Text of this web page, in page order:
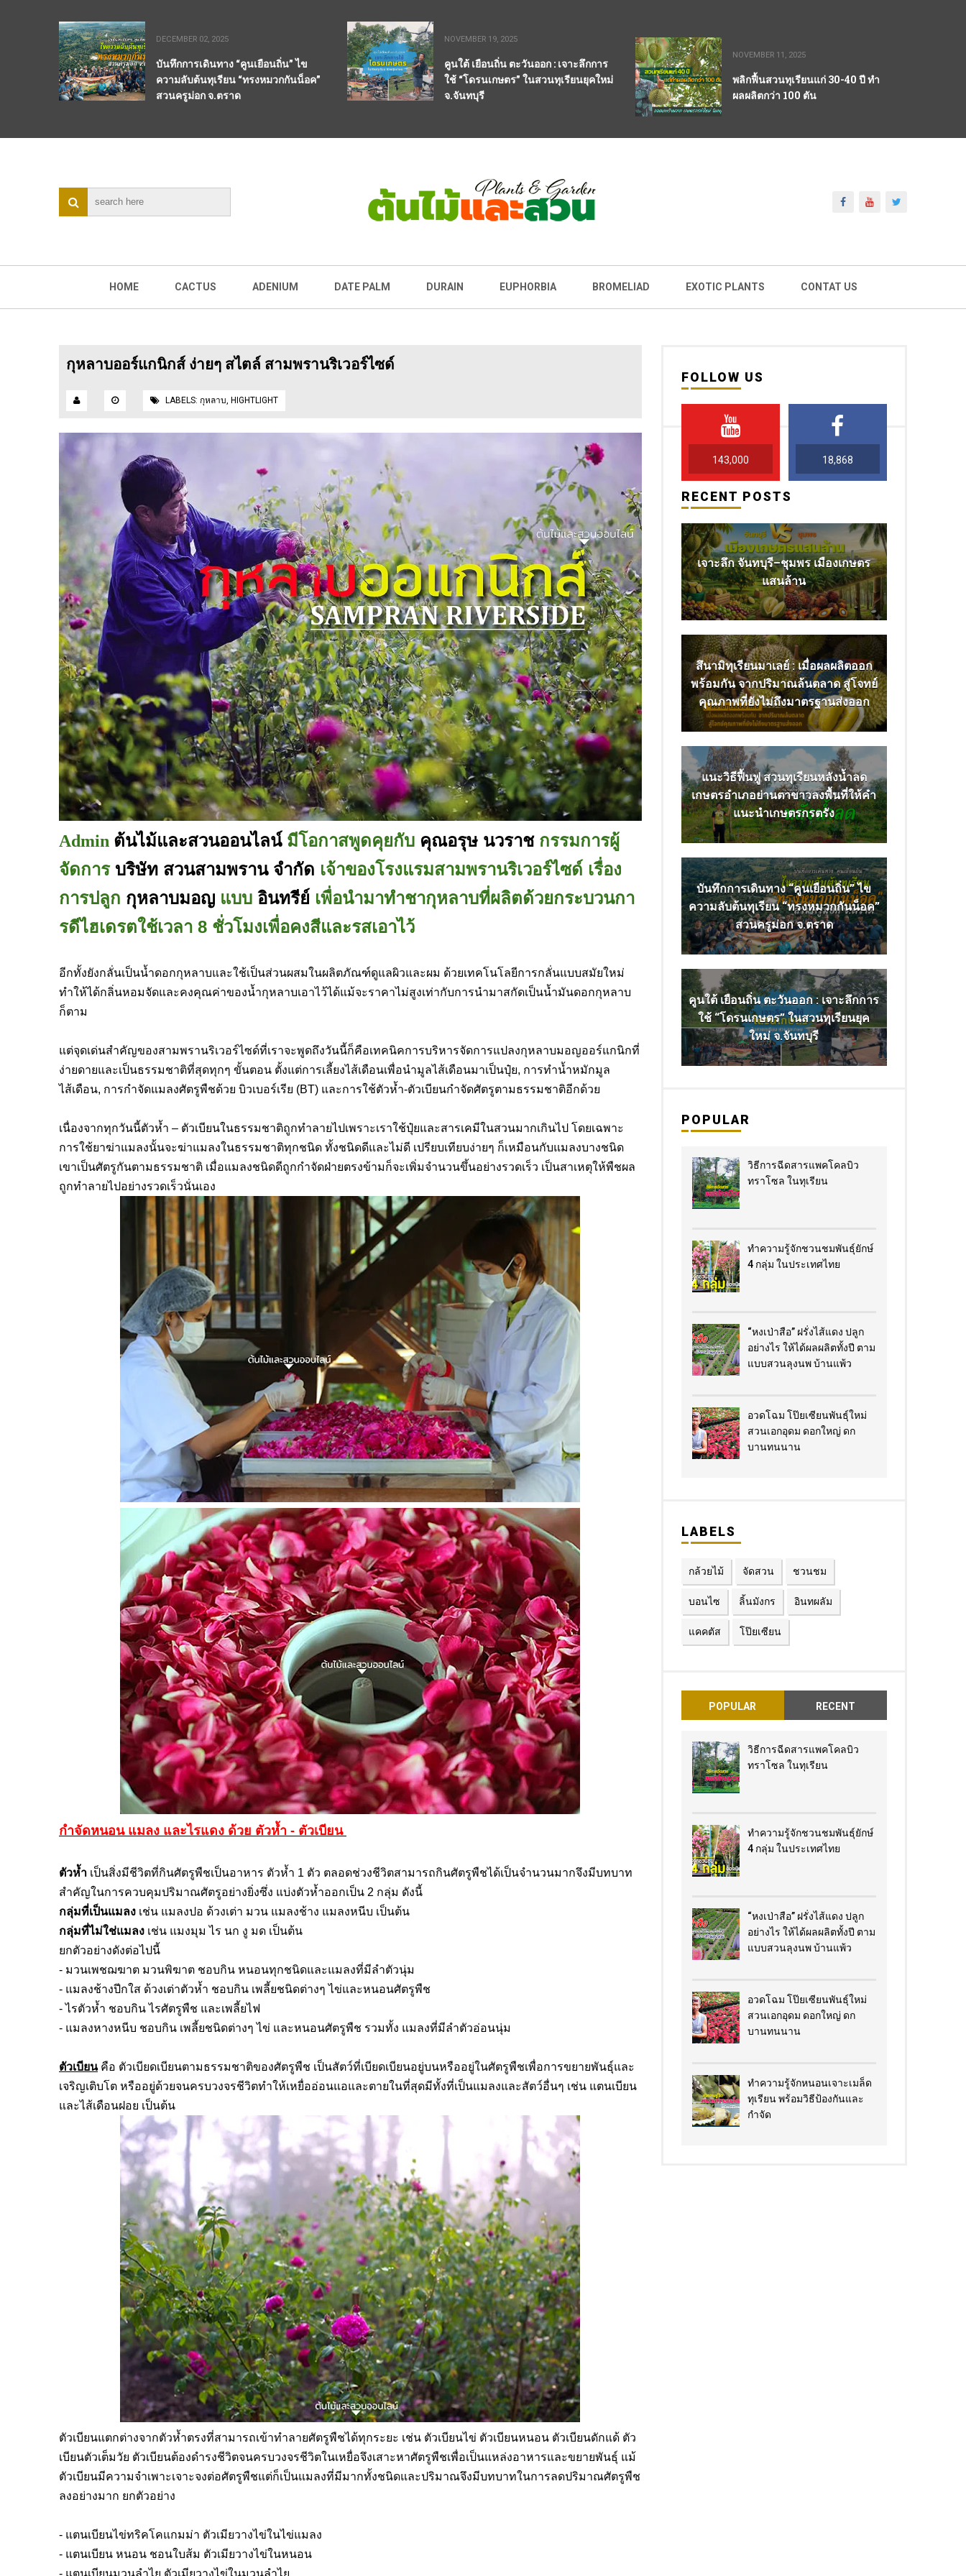
DECEMBER 02, 2025
บันทึกการเดินทาง “คูนเยือนถิ่น” ไข
ความลับต้นทุเรียน “ทรงหมวกกันน็อค”
สวนครูม่อก จ.ตราด
NOVEMBER 19, 2025
คูนใต้ เยือนถิ่น ตะวันออก : เจาะลึกการ
ใช้ “โดรนเกษตร” ในสวนทุเรียนยุคใหม่
จ.จันทบุรี
NOVEMBER 11, 2025
พลิกฟื้นสวนทุเรียนแก่ 30-40 ปี ทำ
ผลผลิตกว่า 100 ตัน
HOME CACTUS ADENIUM DATE PALM DURAIN EUPHORBIA BROMELIAD EXOTIC PLANTS CONTAT US
กุหลาบออร์แกนิกส์ ง่ายๆ สไตล์ สามพรานริเวอร์ไซด์
LABELS: กุหลาบ, HIGHTLIGHT
Admin ต้นไม้และสวนออนไลน์ มีโอกาสพูดคุยกับ คุณอรุษ นวราช กรรมการผู้
จัดการ บริษัท สวนสามพราน จำกัด เจ้าของโรงแรมสามพรานริเวอร์ไซด์ เรื่อง
การปลูก กุหลาบมอญ แบบ อินทรีย์ เพื่อนำมาทำชากุหลาบที่ผลิตด้วยกระบวนกา
รดีไฮเดรตใช้เวลา 8 ชั่วโมงเพื่อคงสีและรสเอาไว้
อีกทั้งยังกลั่นเป็นน้ำดอกกุหลาบและใช้เป็นส่วนผสมในผลิตภัณฑ์ดูแลผิวและผม ด้วยเทคโนโลยีการกลั่นแบบสมัยใหม่
ทำให้ได้กลิ่นหอมจัดและคงคุณค่าของน้ำกุหลาบเอาไว้ได้แม้จะราคาไม่สูงเท่ากับการนำมาสกัดเป็นน้ำมันดอกกุหลาบ
ก็ตาม
แต่จุดเด่นสำคัญของสามพรานริเวอร์ไซด์ที่เราจะพูดถึงวันนี้ก็คือเทคนิคการบริหารจัดการแปลงกุหลาบมอญออร์แกนิกที่
ง่ายดายและเป็นธรรมชาติที่สุดทุกๆ ขั้นตอน ตั้งแต่การเลี้ยงไส้เดือนเพื่อนำมูลไส้เดือนมาเป็นปุ๋ย, การทำน้ำหมักมูล
ไส้เดือน, การกำจัดแมลงศัตรูพืชด้วย บิวเบอร์เรีย (BT) และการใช้ตัวห้ำ-ตัวเบียนกำจัดศัตรูตามธรรมชาติอีกด้วย
เนื่องจากทุกวันนี้ตัวห้ำ – ตัวเบียนในธรรมชาติถูกทำลายไปเพราะเราใช้ปุ๋ยและสารเคมีในสวนมากเกินไป โดยเฉพาะ
การใช้ยาฆ่าแมลงนั้นจะฆ่าแมลงในธรรมชาติทุกชนิด ทั้งชนิดดีและไม่ดี เปรียบเทียบง่ายๆ ก็เหมือนกับแมลงบางชนิด
เขาเป็นศัตรูกันตามธรรมชาติ เมื่อแมลงชนิดดีถูกกำจัดฝ่ายตรงข้ามก็จะเพิ่มจำนวนขึ้นอย่างรวดเร็ว เป็นสาเหตุให้พืชผล
ถูกทำลายไปอย่างรวดเร็วนั่นเอง
กำจัดหนอน แมลง และไรแดง ด้วย ตัวห้ำ - ตัวเบียน
ตัวห้ำ เป็นสิ่งมีชีวิตที่กินศัตรูพืชเป็นอาหาร ตัวห้ำ 1 ตัว ตลอดช่วงชีวิตสามารถกินศัตรูพืชได้เป็นจำนวนมากจึงมีบทบาท
สำคัญในการควบคุมปริมาณศัตรูอย่างยิ่งซึ่ง แบ่งตัวห้ำออกเป็น 2 กลุ่ม ดังนี้
กลุ่มที่เป็นแมลง เช่น แมลงปอ ด้วงเต่า มวน แมลงช้าง แมลงหนีบ เป็นต้น
กลุ่มที่ไม่ใช่แมลง เช่น แมงมุม ไร นก งู มด เป็นต้น
ยกตัวอย่างดังต่อไปนี้
- มวนเพชฌฆาต มวนพิฆาต ชอบกิน หนอนทุกชนิดและแมลงที่มีลำตัวนุ่ม
- แมลงช้างปีกใส ด้วงเต่าตัวห้ำ ชอบกิน เพลี้ยชนิดต่างๆ ไข่และหนอนศัตรูพืช
-ไรตัวห้ำ ชอบกิน ไรศัตรูพืช และเพลี้ยไฟ
- แมลงหางหนีบ ชอบกิน เพลี้ยชนิดต่างๆ ไข่ และหนอนศัตรูพืช รวมทั้ง แมลงที่มีลำตัวอ่อนนุ่ม
ตัวเบียนคือ ตัวเบียดเบียนตามธรรมชาติของศัตรูพืช เป็นสัตว์ที่เบียดเบียนอยู่บนหรืออยู่ในศัตรูพืชเพื่อการขยายพันธุ์และ
เจริญเติบโต หรืออยู่ด้วยจนครบวงจรชีวิตทำให้เหยื่ออ่อนแอและตายในที่สุดมีทั้งที่เป็นแมลงและสัตว์อื่นๆ เช่น แตนเบียน
และไส้เดือนฝอย เป็นต้น
ตัวเบียนแตกต่างจากตัวห้ำตรงที่สามารถเข้าทำลายศัตรูพืชได้ทุกระยะ เช่น ตัวเบียนไข่ ตัวเบียนหนอน ตัวเบียนดักแด้ ตัว
เบียนตัวเต็มวัย ตัวเบียนต้องดำรงชีวิตจนครบวงจรชีวิตในเหยื่อจึงเสาะหาศัตรูพืชเพื่อเป็นแหล่งอาหารและขยายพันธุ์ แม้
ตัวเบียนมีความจำเพาะเจาะจงต่อศัตรูพืชแต่ก็เป็นแมลงที่มีมากทั้งชนิดและปริมาณจึงมีบทบาทในการลดปริมาณศัตรูพืช
ลงอย่างมาก ยกตัวอย่าง
- แตนเบียนไข่ทริคโคแกมม่า ตัวเมียวางไข่ในไข่แมลง
- แตนเบียน หนอน ชอนใบส้ม ตัวเมียวางไข่ในหนอน
FOLLOW US
143,000 18,868
RECENT POSTS
เจาะลึก จันทบุรี–ชุมพร เมืองเกษตร
แสนล้าน
สึนามิทุเรียนมาเลย์ : เมื่อผลผลิตออก
พร้อมกัน จากปริมาณล้นตลาด สู่โจทย์
คุณภาพที่ยังไม่ถึงมาตรฐานส่งออก
แนะวิธีฟื้นฟู สวนทุเรียนหลังน้ำลด
เกษตรอำเภอย่านตาขาวลงพื้นที่ให้คำ
แนะนำเกษตรกรตรัง
บันทึกการเดินทาง “คูนเยือนถิ่น” ไข
ความลับต้นทุเรียน “ทรงหมวกกันน็อค”
สวนครูม่อก จ.ตราด
คูนใต้ เยือนถิ่น ตะวันออก : เจาะลึกการ
ใช้ “โดรนเกษตร” ในสวนทุเรียนยุค
ใหม่ จ.จันทบุรี
POPULAR
วิธีการฉีดสารแพคโคลบิว
ทราโซล ในทุเรียน
ทำความรู้จักชวนชมพันธุ์ยักษ์
4 กลุ่ม ในประเทศไทย
“หงเป่าสือ” ฝรั่งไส้แดง​ ปลูก
อย่างไร​ ให้ได้ผลผลิตทั้งปี ตาม
แบบสวนลุงนพ บ้านแพ้ว
อวดโฉม โป๊ยเซียนพันธุ์ใหม่
สวนเอกอุดม ดอกใหญ่ ดก
บานทนนาน
LABELS
กล้วยไม้ จัดสวน ชวนชม
บอนไซ ลิ้นมังกร อินทผลัม
แคคตัส โป๊ยเซียน
POPULAR RECENT
วิธีการฉีดสารแพคโคลบิว
ทราโซล ในทุเรียน
ทำความรู้จักชวนชมพันธุ์ยักษ์
4 กลุ่ม ในประเทศไทย
“หงเป่าสือ” ฝรั่งไส้แดง​ ปลูก
อย่างไร​ ให้ได้ผลผลิตทั้งปี ตาม
แบบสวนลุงนพ บ้านแพ้ว
อวดโฉม โป๊ยเซียนพันธุ์ใหม่
สวนเอกอุดม ดอกใหญ่ ดก
บานทนนาน
ทำความรู้จักหนอนเจาะเมล็ด
ทุเรียน พร้อมวิธีป้องกันและ
กำจัด